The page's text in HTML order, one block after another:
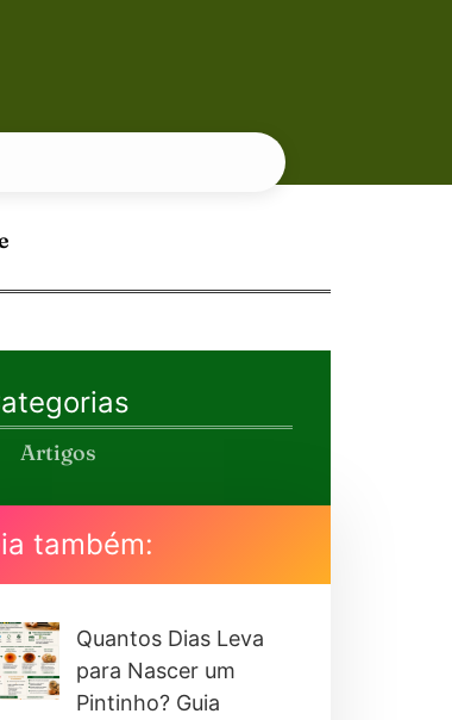
Artigos
também:
Quantos Dias Leva
para Nascer um
Pintinho? Guia